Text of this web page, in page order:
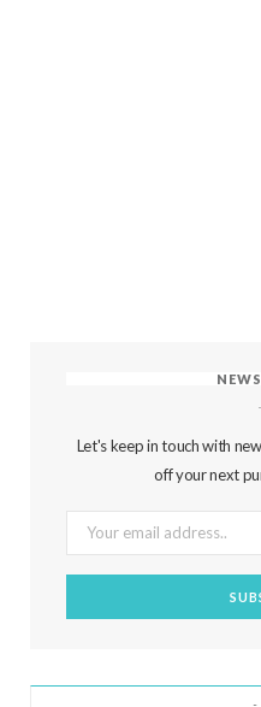
Let's keep in touch with
off your next